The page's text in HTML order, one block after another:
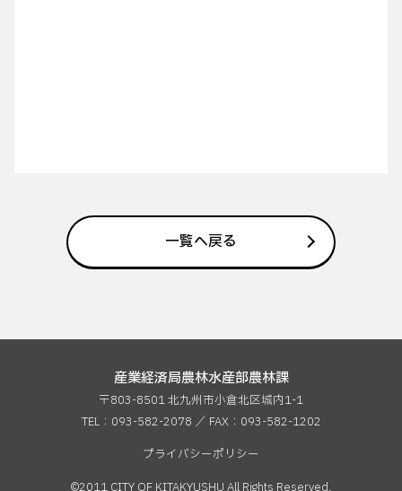
一覧へ戻る
産業経済局農林水産部農林課
〒803-8501 北九州市小倉北区城内1-1
TEL：093-582-2078 ／ FAX： 093-582-1202
プライバシーポリシー